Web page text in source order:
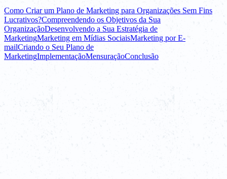
Como Criar um Plano de Marketing para Organizações Sem Fins
Lucrativos?Compreendendo os Objetivos da Sua
OrganizaçãoDesenvolvendo a Sua Estratégia de
MarketingMarketing em Mídias SociaisMarketing por E-
mailCriando o Seu Plano de
MarketingImplementaçãoMensuraçãoConclusão